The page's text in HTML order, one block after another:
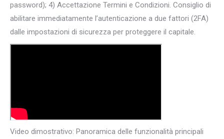
password); 4) Accettazione Termini e Condizioni. Consiglio di
abilitare immediatamente l’autenticazione a due fattori (2FA)
dalle impostazioni di sicurezza per proteggere il capitale.
Video dimostrativo: Panoramica delle funzionalità principali